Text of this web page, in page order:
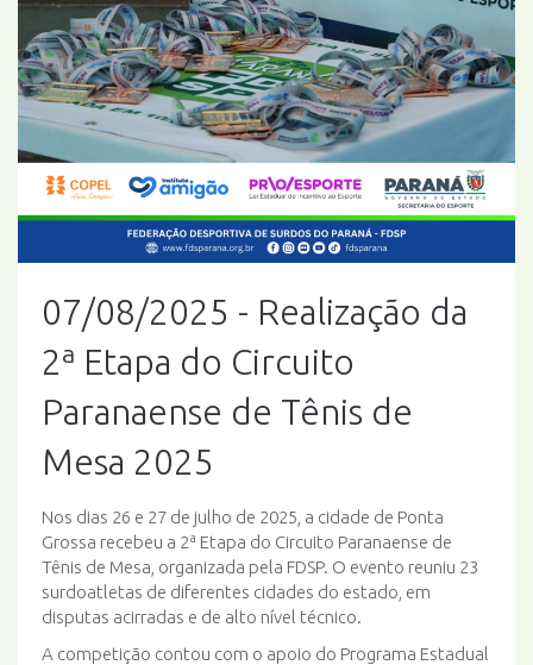
07/08/2025 - Realização da
2ª Etapa do Circuito
Paranaense de Tênis de
Mesa 2025
Nos dias 26 e 27 de julho de 2025, a cidade de Ponta
Grossa recebeu a 2ª Etapa do Circuito Paranaense de
Tênis de Mesa, organizada pela FDSP. O evento reuniu 23
surdoatletas de diferentes cidades do estado, em
disputas acirradas e de alto nível técnico.
A competição contou com o apoio do Programa Estadual